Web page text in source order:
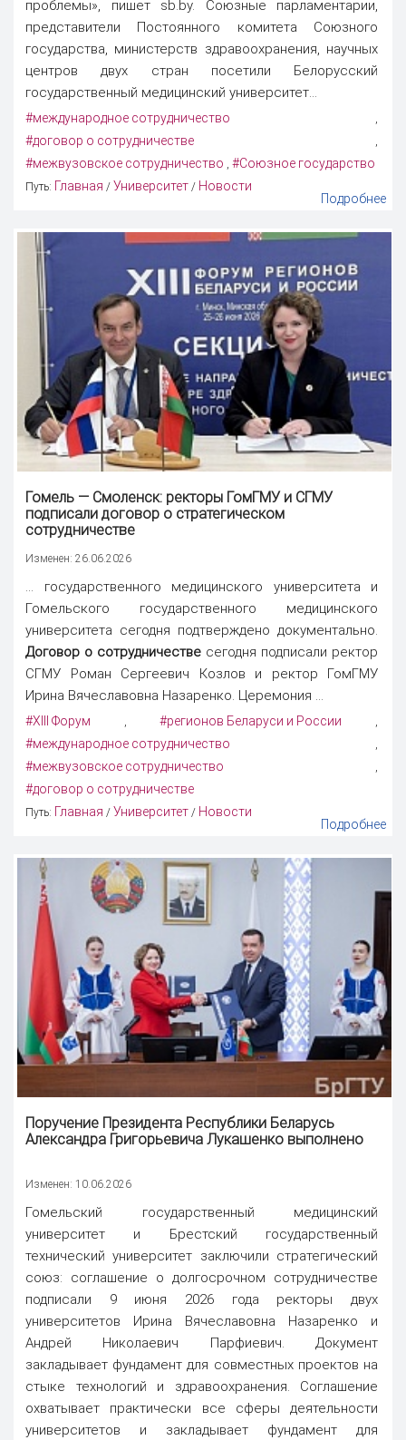
проблемы», пишет sb.by. Союзные парламентарии,
представители Постоянного комитета Союзного
государства, министерств здравоохранения, научных
центров двух стран посетили Белорусский
государственный медицинский университет...
#международное сотрудничество
#договор о сотрудничестве
#межвузовское сотрудничество #Союзное государство
Путь: Главная / Университет / Новости
Подробнее
Гомель — Смоленск: ректоры ГомГМУ и СГМУ
подписали договор о стратегическом
сотрудничестве
Изменен: 26.06.2026
... государственного медицинского университета и
Гомельского государственного медицинского
университета сегодня подтверждено документально.
Договор о сотрудничестве сегодня подписали ректор
СГМУ Роман Сергеевич Козлов и ректор ГомГМУ
Ирина Вячеславовна Назаренко. Церемония ...
#XIII Форум ,#регионов Беларуси и России ,
#международное сотрудничество ,
#межвузовское сотрудничество ,
#договор о сотрудничестве
Путь: Главная / Университет / Новости
Подробнее
Поручение Президента Республики Беларусь
Александра Григорьевича Лукашенко выполнено
Изменен: 10.06.2026
Гомельский государственный медицинский
университет и Брестский государственный
технический университет заключили стратегический
союз: соглашение о долгосрочном сотрудничестве
подписали 9 июня 2026 года ректоры двух
университетов Ирина Вячеславовна Назаренко и
Андрей Николаевич Парфиевич. Документ
закладывает фундамент для совместных проектов на
стыке технологий и здравоохранения. Соглашение
охватывает практически все сферы деятельности
университетов и закладывает фундамент для